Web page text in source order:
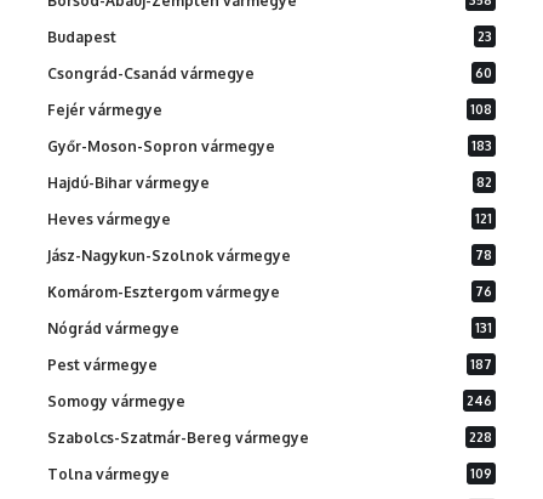
Budapest 23
Csongrád-Csanád vármegye 60
Fejér vármegye 108
Győr-Moson-Sopron vármegye 183
Hajdú-Bihar vármegye 82
Heves vármegye 121
Jász-Nagykun-Szolnok vármegye 78
Komárom-Esztergom vármegye 76
Nógrád vármegye 131
Pest vármegye 187
Somogy vármegye 246
Szabolcs-Szatmár-Bereg vármegye 228
Tolna vármegye 109